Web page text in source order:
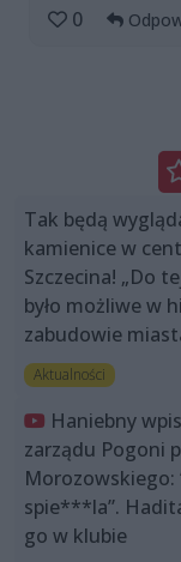
0
Tak będą
kamienice w
Szczecina! „Do
było możliwe w
zabudowie
Aktualności
Haniebny
zarządu Pogoni
Morozowskiego:
spie***la”.
go w klubie